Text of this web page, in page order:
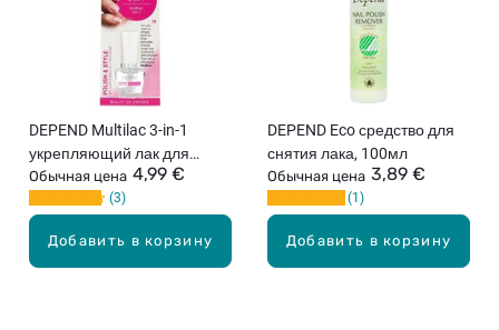
Добавить в корзину
DEPEND Multilac 3-in-1
укрепляющий лак для
покрытия ногтей, 8мл
Обычная цена 4,99 €
3
Добавить в корзину
DEPEND Eco средство для
снятия лака, 100мл
Обычная цена 3,89 €
1